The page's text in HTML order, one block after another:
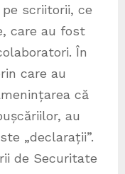
scriitorii, ce
care au fost
În
care au
că
au
„declarații”.
de Securitate